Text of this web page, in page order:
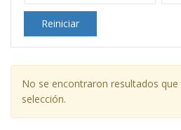
Reiniciar
No se encontraron resultados que
selección.